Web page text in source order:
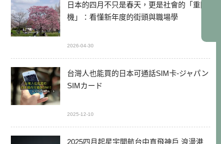
日本的四月不只是春天，更是社會的「重開
機」：看懂新年度的街頭與職場學
2026-04-30
台灣人也能買的日本可通話SIM卡-ジャパン
SIMカード
2025-12-10
2025四月起星宇開航台中直飛神戶 浪漫港